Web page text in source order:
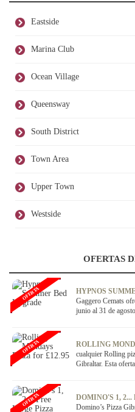
Eastside
Marina Club
Ocean Village
Queensway
South District
Town Area
Upper Town
Westside
OFERTAS
HYPNOS
Gaggero Cemats
junio al 31 de
OFERTA
ROLLING
cualquier Rolling
Gibraltar. Esta
OFERTA
DOMINO'S 1,
Domino’s Pizza
OFERTA